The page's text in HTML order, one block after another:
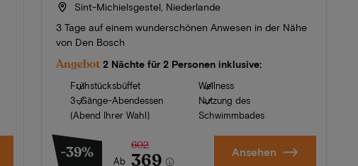
Sint-Michielsgestel, Niederlande
3 Tage auf einem wunderschönen Anwesen in der Nähe
von Den Bosch
Angebot 2 Nächte für 2 Personen inklusive:
Frühstücksbüffet
3-Gänge-Abendessen
(Abend Ihrer Wahl)
Wellness
Nutzung des
Schwimmbades
-39% Ab
602
369 Ansehen